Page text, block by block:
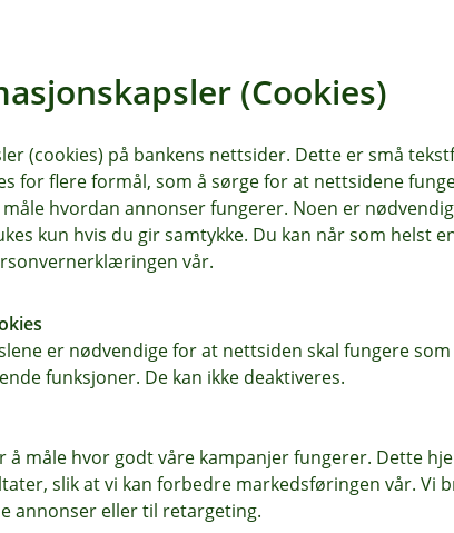
oss
2120 Sagstua
Org.nr: 937 887 043
(Cookies)
(cookies) på bankens nettsider. Dette er små
for flere formål, som å sørge for at nettsidene
hvordan annonser fungerer. Noen er
kun hvis du gir samtykke. Du kan når som helst
vår.
er nødvendige for at nettsiden skal fungere
funksjoner. De kan ikke deaktiveres.
å måle hvor godt våre kampanjer fungerer. Dette
slik at vi kan forbedre markedsføringen vår. Vi
annonser eller til retargeting.